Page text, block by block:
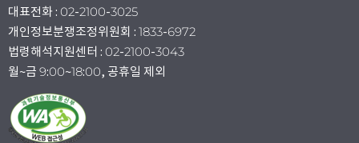
대표전화 : 02-2100-3025
개인정보분쟁조정위원회 : 1833-6972
법령해석지원센터 : 02-2100-3043
월~금 9:00~18:00, 공휴일 제외